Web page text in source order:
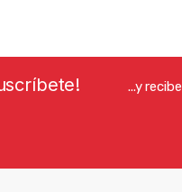
...y recibe